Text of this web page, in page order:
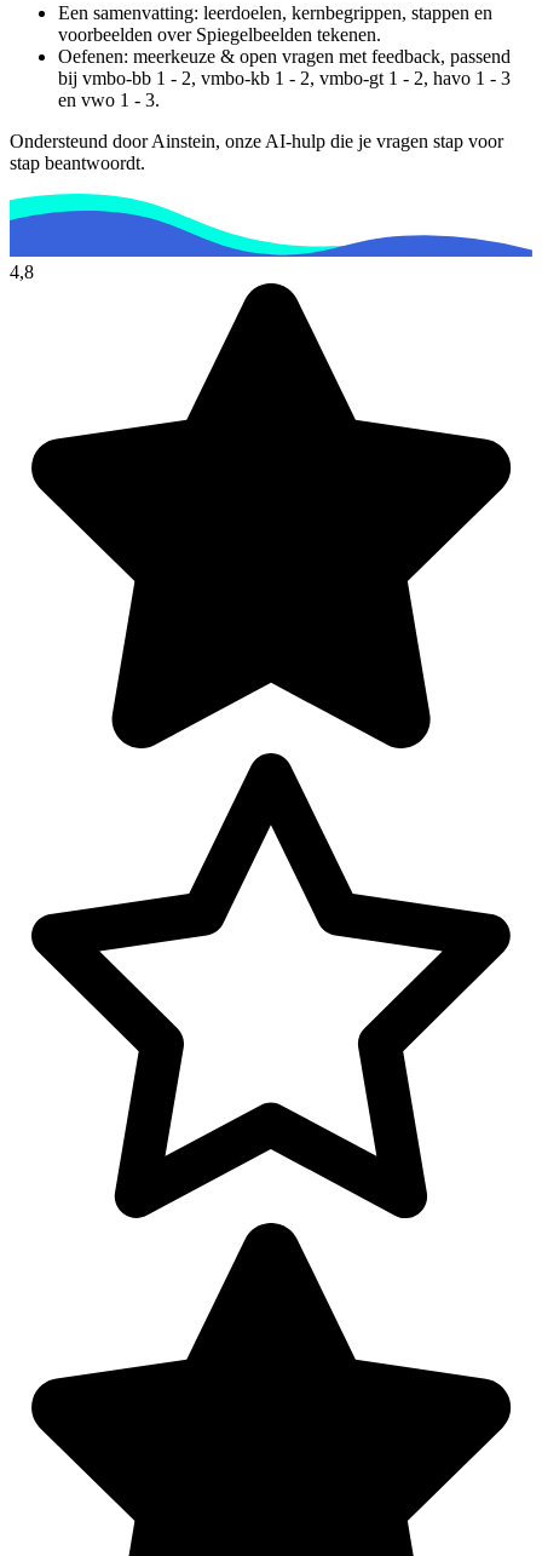
Een samenvatting: leerdoelen, kernbegrippen, stappen en
voorbeelden over Spiegelbeelden tekenen.
Oefenen: meerkeuze & open vragen met feedback, passend
bij vmbo-bb 1 - 2, vmbo-kb 1 - 2, vmbo-gt 1 - 2, havo 1 - 3
en vwo 1 - 3.
Ondersteund door Ainstein, onze AI-hulp die je vragen stap voor
stap beantwoordt.
4,8